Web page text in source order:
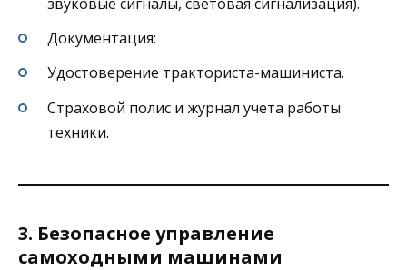
Документация:
Удостоверение тракториста-машиниста.
Страховой полис и журнал учета работы
техники.
3. Безопасное управление
самоходными машинами